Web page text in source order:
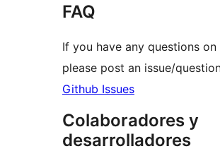
FAQ
If you have any questions on
please post an issue/
Github Issues
Colaboradores y
desarrolladores